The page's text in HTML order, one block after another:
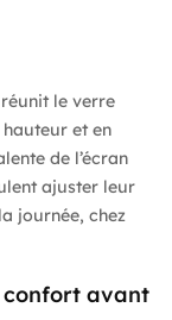
réunit le verre
et en
de l’écran
ajuster leur
journée, chez
confort avant